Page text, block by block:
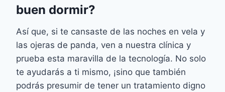
buen dormir?
Así que, si te cansaste de las noches en vela y
las ojeras de panda, ven a nuestra clínica y
prueba esta maravilla de la tecnología. No solo
te ayudarás a ti mismo, ¡sino que también
podrás presumir de tener un tratamiento digno